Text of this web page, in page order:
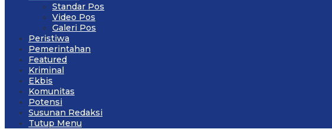
Standar Pos
Video Pos
Galeri Pos
Peristiwa
Pemerintahan
Featured
Kriminal
Ekbis
Komunitas
Potensi
Susunan Redaksi
Tutup Menu